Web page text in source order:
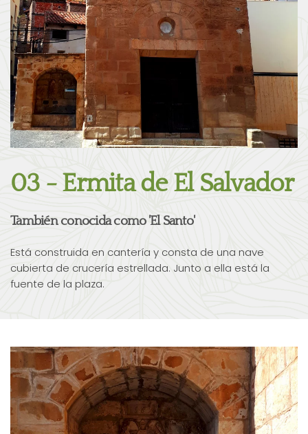
03 - Ermita de El Salvador
También conocida como 'El Santo'
Está construida en cantería y consta de una nave
cubierta de crucería estrellada. Junto a ella está la
fuente de la plaza.